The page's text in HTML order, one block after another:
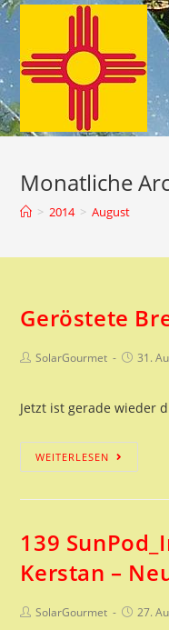
Zum
springen
Monatliche
> 2014 > August
Geröstete
Beitrags-
SolarGourmet
Beitrag
31.
Jetzt ist gerade wieder
WEITERLESEN
139
Kerstan –
Beitrags-
SolarGourmet
Beitrag
27.